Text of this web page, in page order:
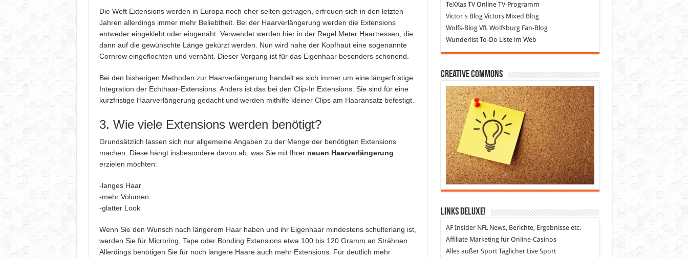
Die Weft Extensions werden in Europa noch eher selten getragen, erfreuen sich in den letzten
Jahren allerdings immer mehr Beliebtheit. Bei der Haarverlängerung werden die Extensions
entweder eingeklebt oder eingenäht. Verwendet werden hier in der Regel Meter Haartressen, die
dann auf die gewünschte Länge gekürzt werden. Nun wird nahe der Kopfhaut eine sogenannte
Cornrow eingeflochten und vernäht. Dieser Vorgang ist für das Eigenhaar besonders schonend.
Bei den bisherigen Methoden zur Haarverlängerung handelt es sich immer um eine längerfristige
Integration der Echthaar-Extensions. Anders ist das bei den Clip-In Extensions. Sie sind für eine
kurzfristige Haarverlängerung gedacht und werden mithilfe kleiner Clips am Haaransatz befestigt.
3. Wie viele Extensions werden benötigt?
Grundsätzlich lassen sich nur allgemeine Angaben zu der Menge der benötigten Extensions
machen. Diese hängt insbesondere davon ab, was Sie mit Ihrer neuen Haarverlängerung
erzielen möchten:
-langes Haar
-mehr Volumen
-glatter Look
Wenn Sie den Wunsch nach längerem Haar haben und ihr Eigenhaar mindestens schulterlang ist,
werden Sie für Microring, Tape oder Bonding Extensions etwa 100 bis 120 Gramm an Strähnen.
Allerdings benötigen Sie für noch längere Haare auch mehr Extensions. Für deutlich mehr
TeXXas TVOnline TV-Programm
Victor's BlogVictors Mixed Blog
Wolfs-BlogVfL Wolfsburg Fan-Blog
WunderlistTo-Do Liste im Web
Creative Commons
Links DeLuXe!
AF InsiderNFL News, Berichte, Ergebnisse etc.
Affiliate Marketingfür Online-Casinos
Alles außer SportTäglicher Live Sport